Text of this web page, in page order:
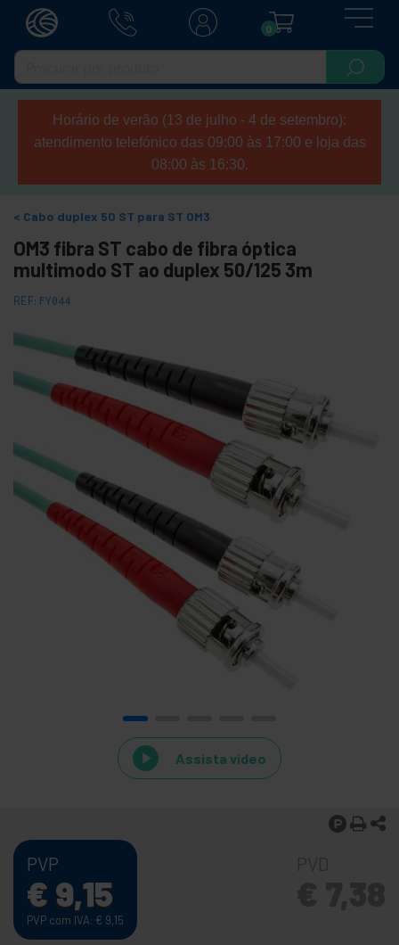
0
Horário de verão (13 de julho - 4 de setembro):
atendimento telefónico das 09:00 às 17:00 e loja das
08:00 às 16:30.
Cabo duplex 50 ST para ST OM3
OM3 fibra ST cabo de fibra óptica
multimodo ST ao duplex 50/125 3m
REF: FY044
Assista vídeo
PVP
€ 9,15
PVP com IVA: € 9,15